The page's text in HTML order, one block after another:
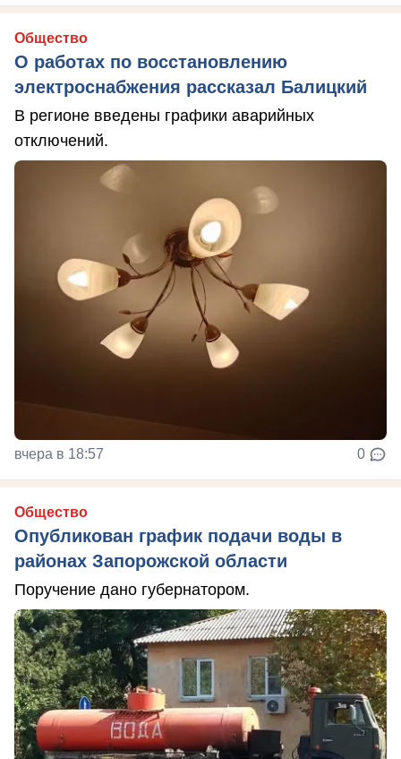
Общество
О работах по восстановлению
электроснабжения рассказал Балицкий
В регионе введены графики аварийных
отключений.
вчера в 18:57 0
Общество
Опубликован график подачи воды в
районах Запорожской области
Поручение дано губернатором.